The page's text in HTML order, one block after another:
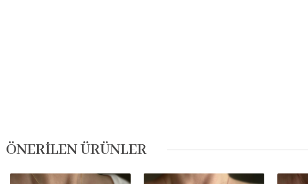
ÖNERİLEN ÜRÜNLER